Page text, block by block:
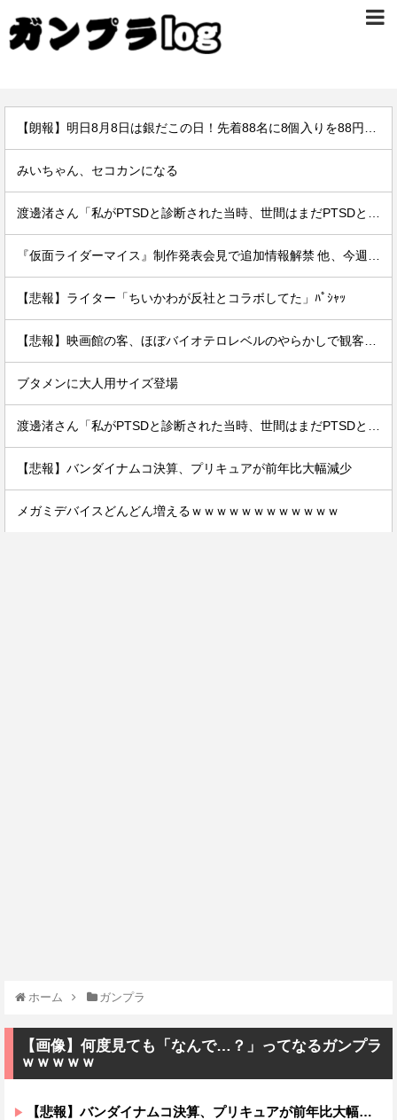
みいちゃん、セコカンになる
【悲報】ライター「ちいかわが反社とコラボしてた」ﾊﾟｼｬｯ
ブタメンに大人用サイズ登場
【悲報】バンダイナムコ決算、プリキュアが前年比大幅減少
メガミデバイスどんどん増えるｗｗｗｗｗｗｗｗｗｗｗｗ
ホーム ガンプラ
【画像】何度見ても「なんで…？」ってなるガンプラ
ｗｗｗｗｗ
【悲報】バンダイナムコ決算、プリキュアが前年比大幅減少